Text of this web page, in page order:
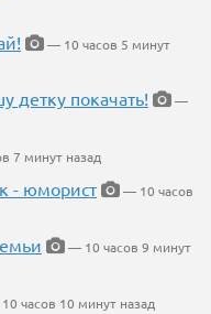
— 10 часов 5 минут
детку покачать!
—
7 минут назад
- юморист
— 10 часов
— 10 часов 9 минут
часов 10 минут назад